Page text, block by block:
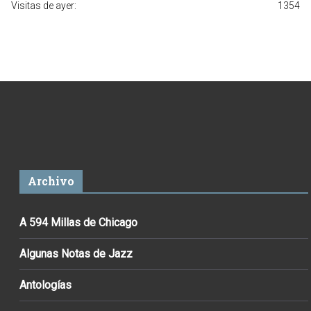
1354
Visitas de ayer:
Archivo
A 594 Millas de Chicago
Algunas Notas de Jazz
Antologías